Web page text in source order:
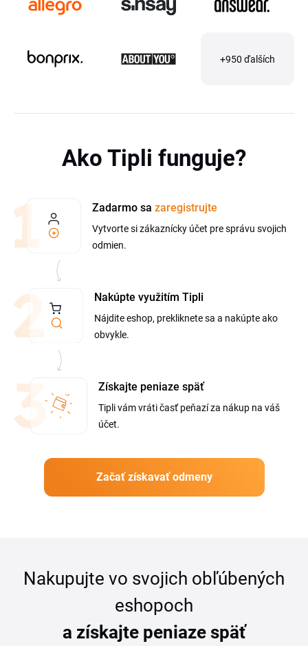
+950 ďalších
Ako Tipli funguje?
Zadarmo sa zaregistrujte
Vytvorte si zákaznícky účet pre správu svojich
odmien.
Nakúpte využitím Tipli
Nájdite eshop, prekliknete sa a nakúpte ako
obvykle.
Získajte peniaze späť
Tipli vám vráti časť peňazí za nákup na váš
účet.
Začať získavať odmeny
Nakupujte vo svojich obľúbených
eshopoch
a získajte peniaze späť